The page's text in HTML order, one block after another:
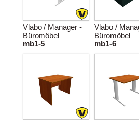
Vlabo / Manager -
Büromöbel
mb1-5
Vlabo /
Büromöbel
mb1-6